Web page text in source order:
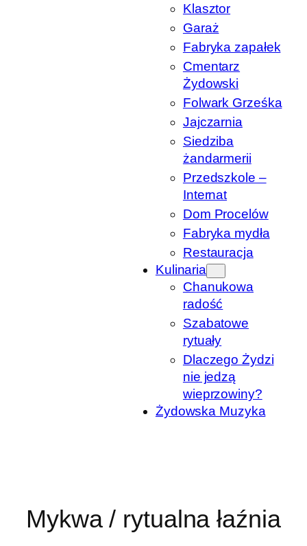
Klasztor
Garaż
Fabryka zapałek
Cmentarz
Żydowski
Folwark Grześka
Jajczarnia
Siedziba
żandarmerii
Przedszkole –
Internat
Dom Procelów
Fabryka mydła
Restauracja
Kulinaria
Chanukowa
radość
Szabatowe
rytuały
Dlaczego Żydzi
nie jedzą
wieprzowiny?
Żydowska Muzyka
Mykwa / rytualna łaźnia